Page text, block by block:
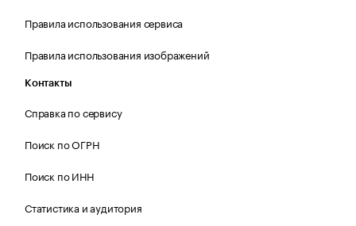
Правила использования сервиса
Правила использования изображений
Контакты
Справка по сервису
Поиск по ОГРН
Поиск по ИНН
Статистика и аудитория